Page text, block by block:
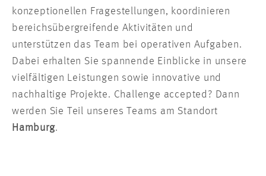
konzeptionellen Fragestellungen, koordinieren
bereichsübergreifende Aktivitäten und
unterstützen das Team bei operativen Aufgaben.
Dabei erhalten Sie spannende Einblicke in unsere
vielfältigen Leistungen sowie innovative und
nachhaltige Projekte. Challenge accepted? Dann
werden Sie Teil unseres Teams am Standort
Hamburg.